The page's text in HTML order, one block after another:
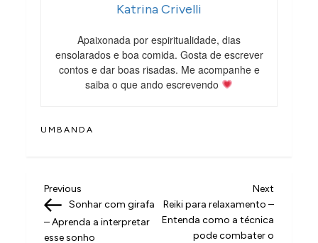
Katrina Crivelli
Apaixonada por espiritualidade, dias
ensolarados e boa comida. Gosta de escrever
contos e dar boas risadas. Me acompanhe e
saiba o que ando escrevendo
UMBANDA
N
a
Previous
Post
Previous
Sonhar com girafa
– Aprenda a interpretar
esse sonho
Next
Post
Next
Reiki para relaxamento –
Entenda como a técnica
pode combater o